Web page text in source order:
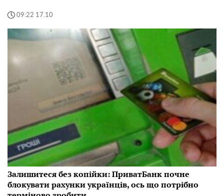
09:22 17.10
Залишитеся без копійки: ПриватБанк почне
блокувати рахунки українців, ось що потрібно